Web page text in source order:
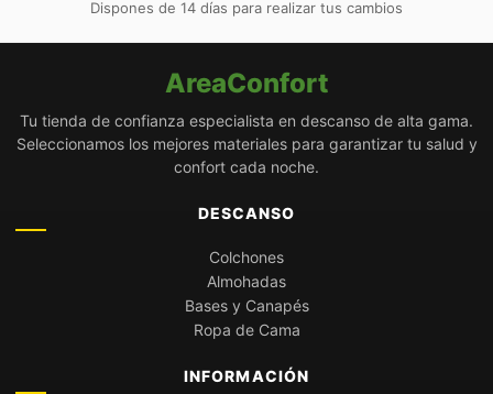
Dispones de 14 días para realizar tus cambios
AreaConfort
Tu tienda de confianza especialista en descanso de alta gama.
Seleccionamos los mejores materiales para garantizar tu salud y
confort cada noche.
DESCANSO
Colchones
Almohadas
Bases y Canapés
Ropa de Cama
INFORMACIÓN